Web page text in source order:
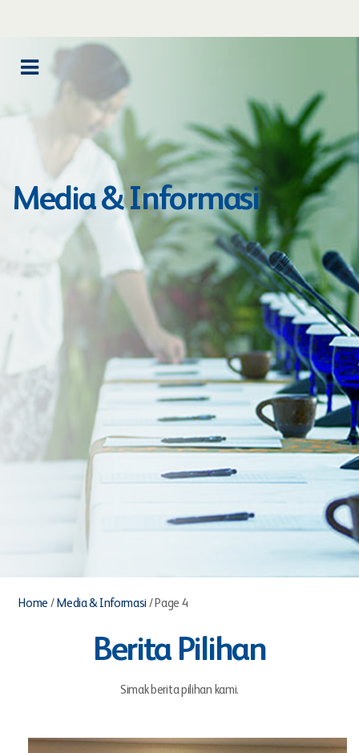
Media & Informasi
Home / Media & Informasi / Page 4
Berita Pilihan
Simak berita pilihan kami.